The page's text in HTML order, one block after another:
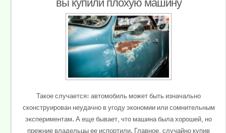
Такое случается: автомобиль может быть изначально
сконструирован неудачно в угоду экономии или сомнительным
экспериментам. А еще бывает, что машина была хорошей, но
прежние владельцы ее испортили. Главное, случайно купив